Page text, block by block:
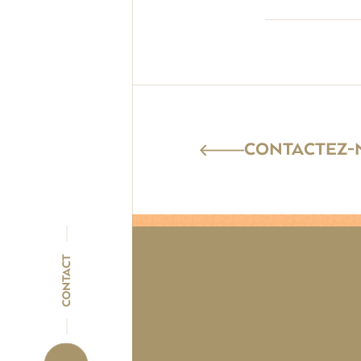
CONTACT
CONTACTEZ-